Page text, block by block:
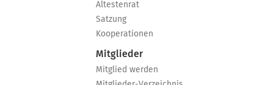
Ältestenrat
Satzung
Kooperationen
Mitglieder
Mitglied werden